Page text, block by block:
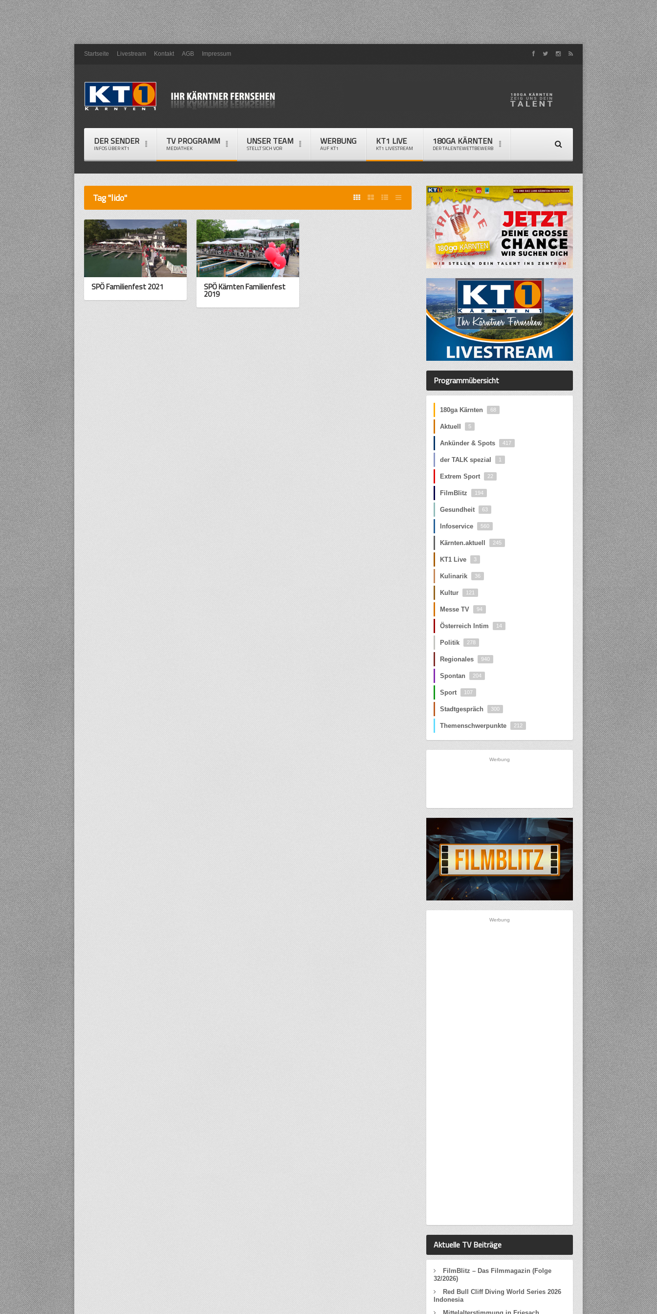
Startseite Livestream Kontakt AGB Impressum
DER SENDER
INFOS ÜBER KT1
TV PROGRAMM
MEDIATHEK
UNSER TEAM
STELLT SICH VOR
WERBUNG
AUF KT1
KT1 LIVE
KT1 LIVESTREAM
180GA KÄRNTEN
DER TALENTEWETTBEWERB
Tag "lido"
SPÖ Familienfest 2021 SPÖ Kärnten Familienfest
2019
Programmübersicht
180ga Kärnten 68
Aktuell 5
Ankünder & Spots 417
der TALK spezial 1
Extrem Sport 22
FilmBlitz 194
Gesundheit 63
Infoservice 560
Kärnten.aktuell 245
KT1 Live 3
Kulinarik 36
Kultur 121
Messe TV 94
Österreich Intim 14
Politik 278
Regionales 940
Spontan 204
Sport 107
Stadtgespräch 300
Themenschwerpunkte 212
Werbung
Werbung
Aktuelle TV Beiträge
FilmBlitz – Das Filmmagazin (Folge
32/2026)
Red Bull Cliff Diving World Series 2026
Indonesia